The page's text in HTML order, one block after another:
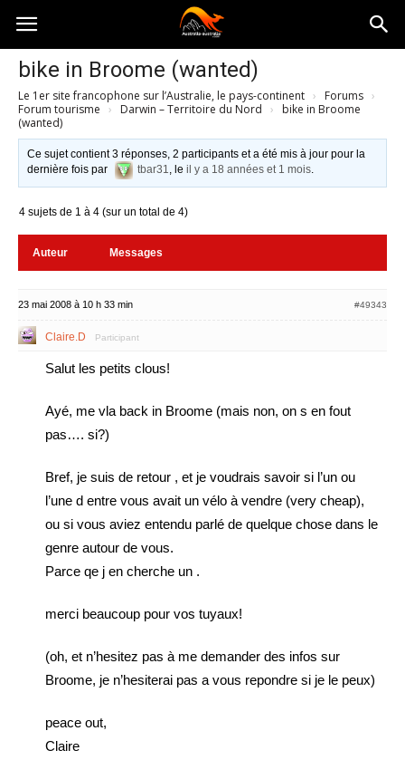
Australia-
australie.com
bike in Broome (wanted)
Le 1er site francophone sur l’Australie, le pays-continent › Forums ›
Forum tourisme › Darwin – Territoire du Nord ›
bike in Broome
(wanted)
Ce sujet contient 3 réponses, 2 participants et a été mis à jour pour la
dernière fois par
tbar31, leil y a 18 années et 1 mois.
4 sujets de 1 à 4 (sur un total de 4)
Auteur Messages
23 mai 2008 à 10 h 33 min #49343
Claire.D Participant
Salut les petits clous!
Ayé, me vla back in Broome (mais non, on s en fout
pas…. si?)
Bref, je suis de retour , et je voudrais savoir si l’un ou
l’une d entre vous avait un vélo à vendre (very cheap),
ou si vous aviez entendu parlé de quelque chose dans le
genre autour de vous.
Parce qe j en cherche un .
merci beaucoup pour vos tuyaux!
(oh, et n’hesitez pas à me demander des infos sur
Broome, je n’hesiterai pas a vous repondre si je le peux)
peace out,
Claire